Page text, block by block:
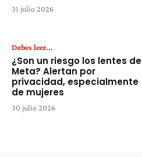
31 julio 2026
Debes leer...
¿Son un riesgo los lentes de
Meta? Alertan por
privacidad, especialmente
de mujeres
30 julio 2026